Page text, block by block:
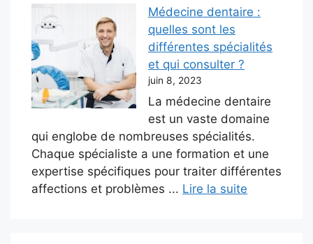
Médecine dentaire :
quelles sont les
différentes spécialités
et qui consulter ?
juin 8, 2023
La médecine dentaire
est un vaste domaine
qui englobe de nombreuses spécialités.
Chaque spécialiste a une formation et une
expertise spécifiques pour traiter différentes
affections et problèmes ... Lire la suite